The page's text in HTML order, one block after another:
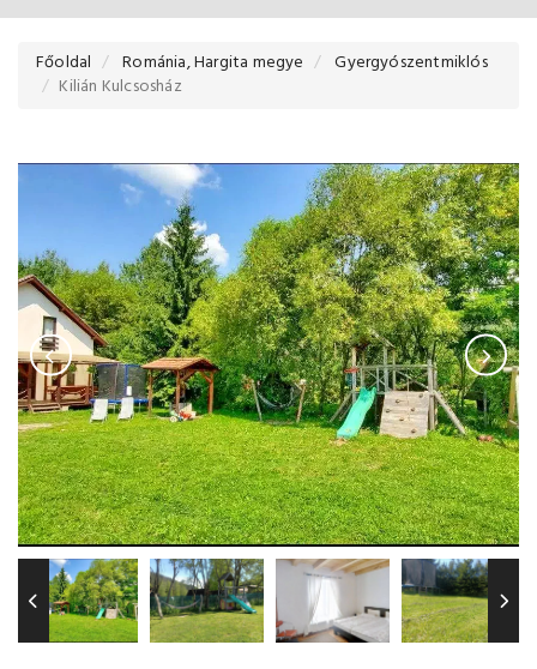
Főoldal Románia, Hargita megye
Gyergyószentmiklós
Kilián Kulcsosház